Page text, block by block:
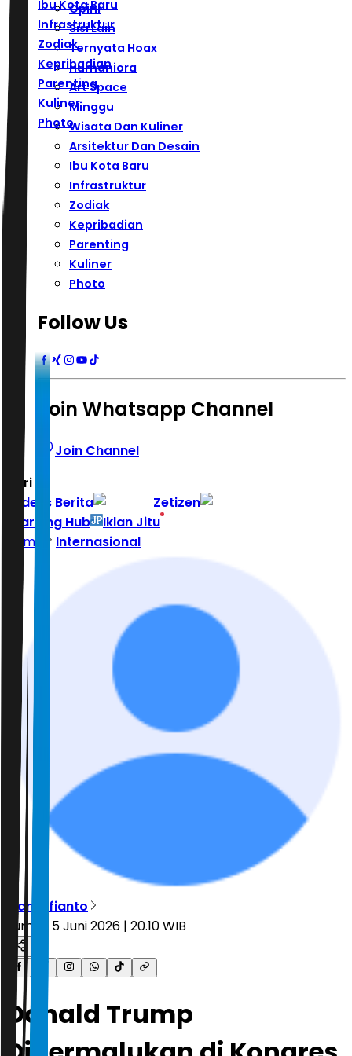
Ibu Kota Baru
Infrastruktur
Zodiak
Kepribadian
Parenting
Kuliner
Photo
Opini
Sisi Lain
Ternyata Hoax
Humaniora
Art Space
Minggu
Wisata Dan Kuliner
Arsitektur Dan Desain
Ibu Kota Baru
Infrastruktur
Zodiak
Kepribadian
Parenting
Kuliner
Photo
Follow Us
Join Whatsapp Channel
Join Channel
Hari ini
Indeks Berita
Zetizen
Learning Hub
Iklan Jitu
Home
Internasional
Rian Alfianto
Jumat, 5 Juni 2026 | 20.10 WIB
Donald Trump